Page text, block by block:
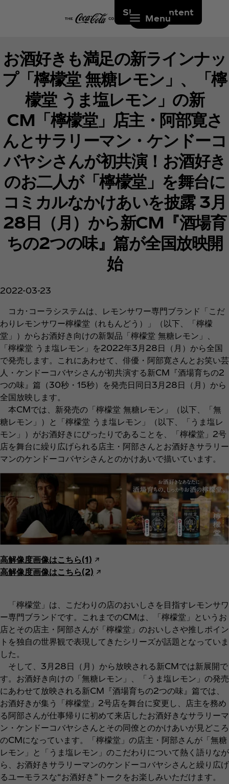
Skip to content
Menu
お酒好きも満足の新ラインナッ
プ「檸檬堂 無糖レモン」、「檸
檬堂 うま塩レモン」の新
CM「檸檬堂」店主・阿部寛さ
んとサラリーマン・ケンドーコ
バヤシさんが初共演！お酒好き
のお二人が「檸檬堂」を舞台に
コミカルなかけあいを披露 3月
28日（月）から新CM『酒場育
ちの2つの味』篇が全国放映開
始
2022-03-23
コカ･コーラシステムは、レモンサワー専門ブランド「こだ
わりレモンサワー檸檬堂（れもんどう）」（以下、「檸檬
堂」）からお酒好き向けの新製品「檸檬堂 無糖レモン」、
「檸檬堂 うま塩レモン」を2022年3月28日（月）から全国
で発売します。これにあわせて、俳優・阿部寛さんとお笑い芸
人・ケンドーコバヤシさんが初共演する新CM『酒場育ちの2
つの味』篇（30秒・15秒）を発売日同日3月28日（月）から
全国放映します。
本CMでは、新発売の「檸檬堂 無糖レモン」（以下、「無
糖レモン」）と「檸檬堂 うま塩レモン」（以下、「うま塩レ
モン」）がお酒好きにぴったりであることを、「檸檬堂」2号
店を舞台に繰り広げられる店主・阿部さんとお酒好きサラリー
マンのケンドーコバヤシさんとのかけあいで描いています。
高解像度画像はこちら(1) ↗︎
高解像度画像はこちら(2) ↗︎
「檸檬堂」は、こだわりの店のおいしさを目指すレモンサワ
ー専門ブランドです。これまでのCMは、「檸檬堂」というお
店とその店主・阿部さんが「檸檬堂」のおいしさや推しポイン
トを独自の世界観で表現してきたシリーズが話題となっていま
した。
そして、3月28日（月）から放映される新CMでは新展開で
す。お酒好き向けの「無糖レモン」、「うま塩レモン」の発売
にあわせて放映される新CM『酒場育ちの2つの味』篇では、
お酒好きが集う「檸檬堂」2号店を舞台に変更し、店主を務め
る阿部さんが仕事帰りに初めて来店したお酒好きなサラリーマ
ン・ケンドーコバヤシさんとその同僚とのかけあいが見どころ
のCMになっています。「檸檬堂」の店主・阿部さんが「無糖
レモン」と「うま塩レモン」のこだわりについて熱く語りなが
ら、お酒好きサラリーマンのケンドーコバヤシさんと繰り広げ
るユーモラスな“お酒好き”トークをお楽しみいただけます。